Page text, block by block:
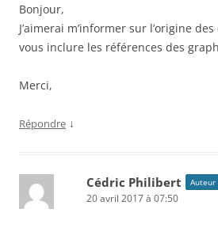
Bonjour,
J’aimerai m’informer sur l’origine
vous inclure les références des
Merci,
Répondre ↓
Cédric Philibert Auteur
20 avril 2017 à 07:50